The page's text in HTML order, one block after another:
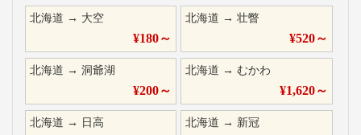
北海道 → 大空
¥180～
北海道 →壮瞥
¥520～
北海道 → 洞爺湖
¥200～
北海道 →むかわ
¥1,620～
北海道 → 日高 北海道 → 新冠